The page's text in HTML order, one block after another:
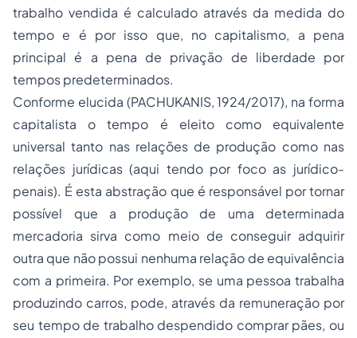
trabalho vendida é calculado através da medida do
tempo e é por isso que, no capitalismo, a pena
principal é a pena de privação de liberdade por
tempos predeterminados.
Conforme elucida (PACHUKANIS, 1924/2017), na forma
capitalista otempo é eleito como equivalente
universal tanto nas relações de produção como nas
relações jurídicas (aqui tendo por foco as jurídico-
penais). É esta abstração que é responsável por tornar
possível que a produção de uma determinada
mercadoria sirva como meio de conseguir adquirir
outra que não possui nenhuma relação de equivalência
com a primeira. Por exemplo, se uma pessoa trabalha
produzindo carros, pode, através da remuneração por
seu tempo de trabalho despendido comprar pães, ou